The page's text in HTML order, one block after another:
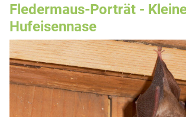
Fledermaus-Porträt -
Hufeisennase